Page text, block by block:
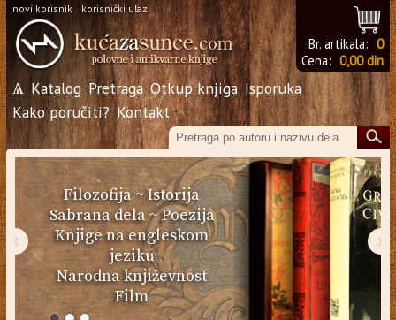
novi korisnik korisnički ulaz
Br. artikala: 0
Cena: 0,00 din
Ѧ Katalog Pretraga Otkup knjiga Isporuka
Kako poručiti? Kontakt
Filozofija~Istorija
Sabrana dela~Poezija
Knjige na engleskom
jeziku
Narodna književnost
Film
‹ ›